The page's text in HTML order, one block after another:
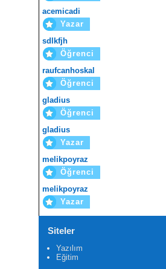
acemicadi
Yazar
sdlkfjh
Öğrenci
raufcanhoskal
Öğrenci
gladius
Öğrenci
gladius
Yazar
melikpoyraz
Öğrenci
melikpoyraz
Yazar
Siteler
Yazılım
Eğitim